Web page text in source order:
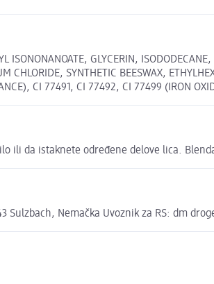
ISONONANOATE, GLYCERIN,
CHLORIDE, SYNTHETIC BEESWAX,
CI 77491, CI 77492, CI 77499 (IRON
ili da istaknete određene delove lica.
Sulzbach, Nemačka Uvoznik za RS: dm